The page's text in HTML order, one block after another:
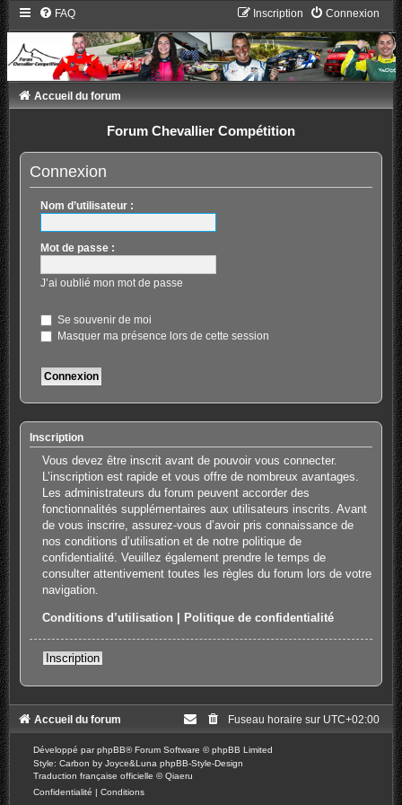
FAQ Connexion
Inscription
Accueil du forum
Forum Chevallier Compétition
Connexion
Nom d’utilisateur :
Mot de passe :
J’ai oublié mon mot de passe
Se souvenir de moi
Masquer ma présence lors de cette session
Inscription
Vous devez être inscrit avant de pouvoir vous connecter.
L’inscription est rapide et vous offre de nombreux avantages.
Les administrateurs du forum peuvent accorder des
fonctionnalités supplémentaires aux utilisateurs inscrits. Avant
de vous inscrire, assurez-vous d’avoir pris connaissance de
nos conditions d’utilisation et de notre politique de
confidentialité. Veuillez également prendre le temps de
consulter attentivement toutes les règles du forum lors de votre
navigation.
Conditions d’utilisation Politique de confidentialité
Inscription
Accueil du forum Fuseau horaire sur UTC+02:00
Développé parphpBB® Forum Software © phpBB Limited
Style: Carbon by Joyce&Luna phpBB-Style-Design
Traduction française officielle ©Qiaeru
Confidentialité | Conditions